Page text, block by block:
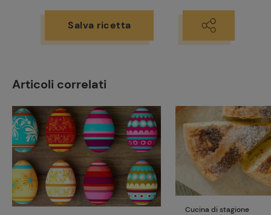
Salva ricetta
Articoli correlati
Cucina di stagione
Ricette
preferite